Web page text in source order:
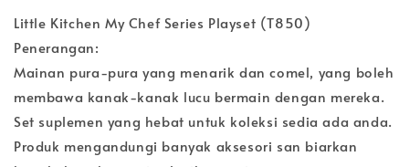
Little Kitchen My Chef Series Playset (T850)
Penerangan:
Mainan pura-pura yang menarik dan comel, yang boleh
membawa kanak-kanak lucu bermain dengan mereka.
Set suplemen yang hebat untuk koleksi sedia ada anda.
Produk mengandungi banyak aksesori san biarkan